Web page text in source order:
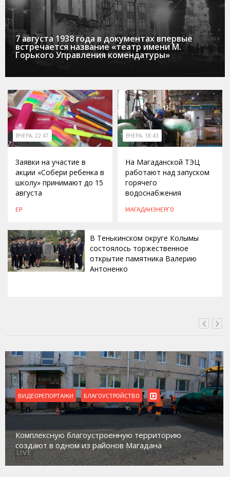
7 августа 1938 года в документах впервые
встречается название «театр имени М.
Горького Управления комендатуры»
ВЧЕРА, 22:47
Заявки на участие в
акции «Собери ребенка в
школу» принимают до 15
августа
ЕР
ВЧЕРА, 18:43
На Магаданской ТЭЦ
работают над запуском
горячего
водоснабжения
МАГАДАНЭНЕРГО
В Тенькинском округе Колымы
состоялось торжественное
открытие памятника Валерию
Антоненко
ВИДЕОРЕПОРТАЖИ
Магадан присоединился к пилотному
работе с несовершеннолетними из групп
социального риска «Переправа»